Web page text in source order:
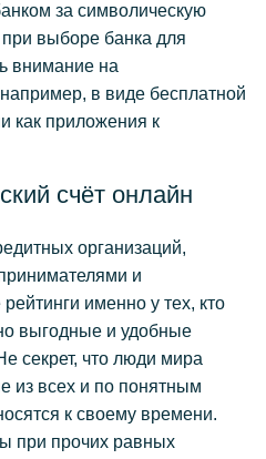
за символическую
при выборе банка для
внимание на
в виде бесплатной
как приложения к
счёт онлайн
организаций,
и
именно у тех, кто
выгодные и удобные
секрет, что люди мира
из всех и по понятным
к своему времени.
при прочих равных